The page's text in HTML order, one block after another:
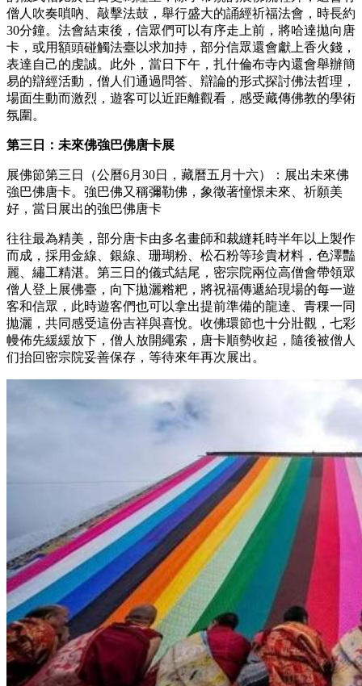
僧人吹奏嗩吶、敲擊法鼓，舉行盛大的誦經祈福法會，時長約
30分鐘。法會結束後，信眾們可以有序走上前，將哈達拋向唐
卡，或用額頭碰觸法臺以求加持，部分信眾還會獻上香火錢，
表達自己的虔誠。此外，當日下午，扎什倫布寺內還會舉辦簡
易的辯經活動，僧人们通過問答、辯論的形式探討佛法哲理，
場面生動而激烈，遊客可以近距離觀看，感受藏傳佛教的學術
氛圍。
第三日：未來佛強巴佛唐卡展
展佛節第三日（公曆6月30日，藏曆五月十六）：展出未來佛
強巴佛唐卡。強巴佛又稱彌勒佛，象徵著憧憬未來、祈願美
好，當日展出的強巴佛唐卡
往往最為精美，部分唐卡由多名畫師和裁縫耗時半年以上製作
而成，採用金線、銀線、珊瑚粉、松石粉等珍貴材料，色澤豔
麗、繡工精湛。第三日的儀式結尾，密宗院兩位高僧會帶領眾
僧人登上展佛臺，向下拋灑糌粑，將祝福傳遞給現場的每一遊
客和信眾，此時遊客們也可以拿出提前準備的龍達、青稞一同
拋灑，共同感受這份吉祥與喜悅。收佛環節也十分壯觀，七彩
幔佈先緩緩放下，僧人放開繩索，唐卡順勢收起，隨後被僧人
们抬回密宗院妥善保存，等待來年再次展出。